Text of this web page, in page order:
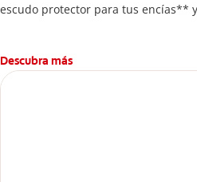
escudo protector para tus encías**
Descubra más